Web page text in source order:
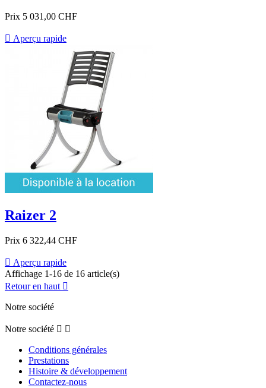
Prix 5 031,00 CHF
 Aperçu rapide
Raizer 2
Prix 6 322,44 CHF
 Aperçu rapide
Affichage 1-16 de 16 article(s)
Retour en haut 
Notre société
Notre société  
Conditions générales
Prestations
Histoire & développement
Contactez-nous